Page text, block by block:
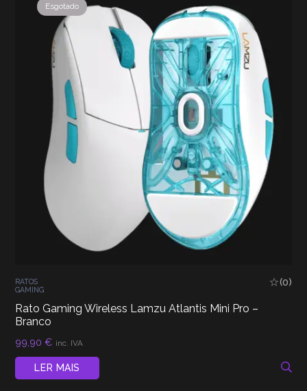
Esgotado
RATOS
GAMING
(0)
Rato Gaming Wireless Lamzu Atlantis Mini Pro –
Branco
99,90€ inc. IVA
LER MAIS